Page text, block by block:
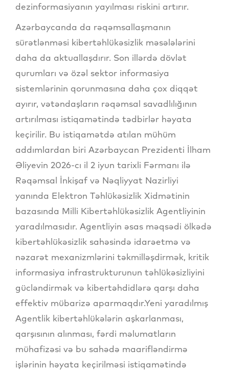
dezinformasiyanın yayılması riskini artırır.
Azərbaycanda da rəqəmsallaşmanın
sürətlənməsi kibertəhlükəsizlik məsələlərini
daha da aktuallaşdırır. Son illərdə dövlət
qurumları və özəl sektor informasiya
sistemlərinin qorunmasına daha çox diqqət
ayırır, vətəndaşların rəqəmsal savadlılığının
artırılması istiqamətində tədbirlər həyata
keçirilir. Bu istiqamətdə atılan mühüm
addımlardan biri Azərbaycan Prezidenti İlham
Əliyevin 2026-cı il 2 iyun tarixli Fərmanı ilə
Rəqəmsal İnkişaf və Nəqliyyat Nazirliyi
yanında Elektron Təhlükəsizlik Xidmətinin
bazasında Milli Kibertəhlükəsizlik Agentliyinin
yaradılmasıdır. Agentliyin əsas məqsədi ölkədə
kibertəhlükəsizlik sahəsində idarəetmə və
nəzarət mexanizmlərini təkmilləşdirmək, kritik
informasiya infrastrukturunun təhlükəsizliyini
gücləndirmək və kibertəhdidlərə qarşı daha
effektiv mübarizə aparmaqdır.Yeni yaradılmış
Agentlik kibertəhlükələrin aşkarlanması,
qarşısının alınması, fərdi məlumatların
mühafizəsi və bu sahədə maarifləndirmə
işlərinin həyata keçirilməsi istiqamətində